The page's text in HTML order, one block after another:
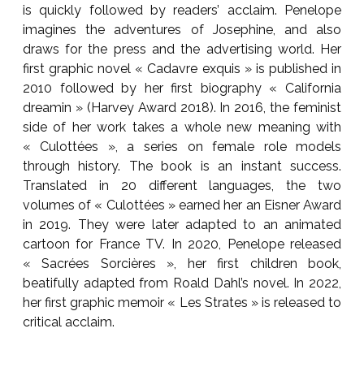
is quickly followed by readers’ acclaim. Penelope
imagines the adventures of Josephine, and also
draws for the press and the advertising world. Her
first graphic novel « Cadavre exquis » is published in
2010 followed by her first biography « California
dreamin » (Harvey Award 2018). In 2016, the feminist
side of her work takes a whole new meaning with
« Culottées », a series on female role models
through history. The book is an instant success.
Translated in 20 different languages, the two
volumes of « Culottées » earned her an Eisner Award
in 2019. They were later adapted to an animated
cartoon for France TV. In 2020, Penelope released
« Sacrées Sorcières », her first children book,
beatifully adapted from Roald Dahl’s novel. In 2022,
her first graphic memoir « Les Strates » is released to
critical acclaim.